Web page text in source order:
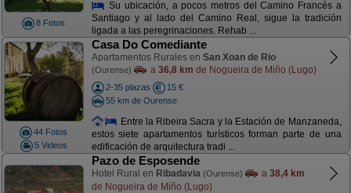
8 Fotos
Su ubicación, a pocos metros del Camino Francés a
Santiago y al lado del Camino Real, sigue la tradición
ligada a las peregrinaciones. Rehab ...
44 Fotos
5 Videos
Casa Do Comediante
Apartamentos Rurales en San Xoan de Rio
(Ourense) a 36,8 km de Nogueira de Miño (Lugo)
2-35 plazas
15 €
55 km de Ourense
Entre la Ribeira Sacra y la Estación de Manzaneda,
estos siete apartamentos turísticos forman parte de una
edificación de arquitectura tradi ...
Pazo de Esposende
Hotel Rural en Ribadavia (Ourense) a 38,4 km
de Nogueira de Miño (Lugo)